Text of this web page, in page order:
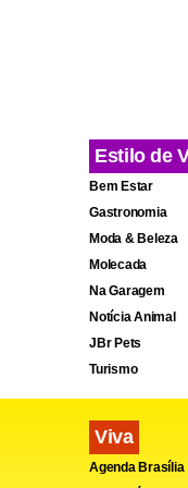
Madureira
Flamengo,
sua forma
que cada
outra
tropeço
condições,
Estilo de
Bem Estar
Gastronomia
Moda & Beleza
Molecada
Na Garagem
Notícia Animal
JBr Pets
Turismo
Viva
Agenda Brasília